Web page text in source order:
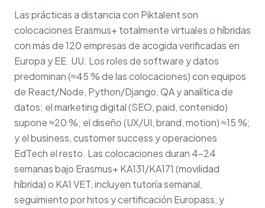
Las prácticas a distancia con Piktalent son
colocaciones Erasmus+ totalmente virtuales o híbridas
con más de 120 empresas de acogida verificadas en
Europa y EE. UU. Los roles de software y datos
predominan (≈45 % de las colocaciones) con equipos
de React/Node, Python/Django, QA y analítica de
datos; el marketing digital (SEO, paid, contenido)
supone ≈20 %; el diseño (UX/UI, brand, motion) ≈15 %;
y el business, customer success y operaciones
EdTech el resto. Las colocaciones duran 4–24
semanas bajo Erasmus+ KA131/KA171 (movilidad
híbrida) o KA1 VET, incluyen tutoría semanal,
seguimiento por hitos y certificación Europass, y